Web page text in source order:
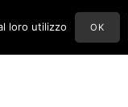
loro utilizzo OK